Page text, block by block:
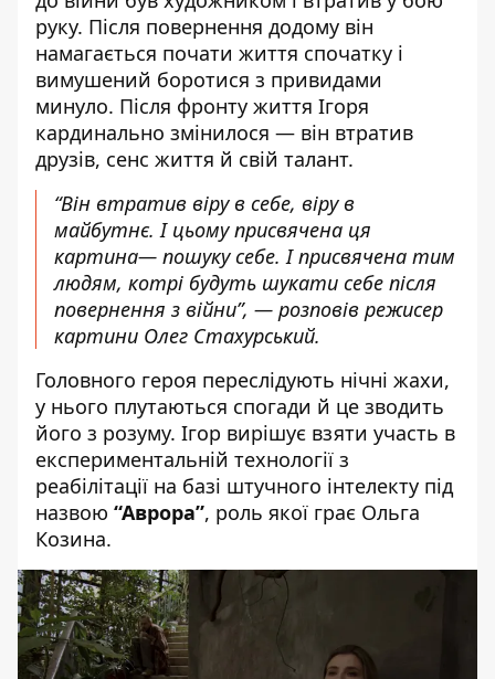
руку. Після повернення додому він
намагається почати життя спочатку і
вимушений боротися з привидами
минуло. Після фронту життя Ігоря
кардинально змінилося — він втратив
друзів, сенс життя й свій талант.
“Він втратив віру в себе, віру в
майбутнє. І цьому присвячена ця
картина— пошуку себе. І присвячена тим
людям, котрі будуть шукати себе після
повернення з війни”, — розповів режисер
картини Олег Стахурський.
Головного героя переслідують нічні жахи,
у нього плутаються спогади й це зводить
його з розуму. Ігор вирішує взяти участь в
експериментальній технології з
реабілітації на базі штучного інтелекту під
назвою “Аврора”, роль якої грає Ольга
Козина.